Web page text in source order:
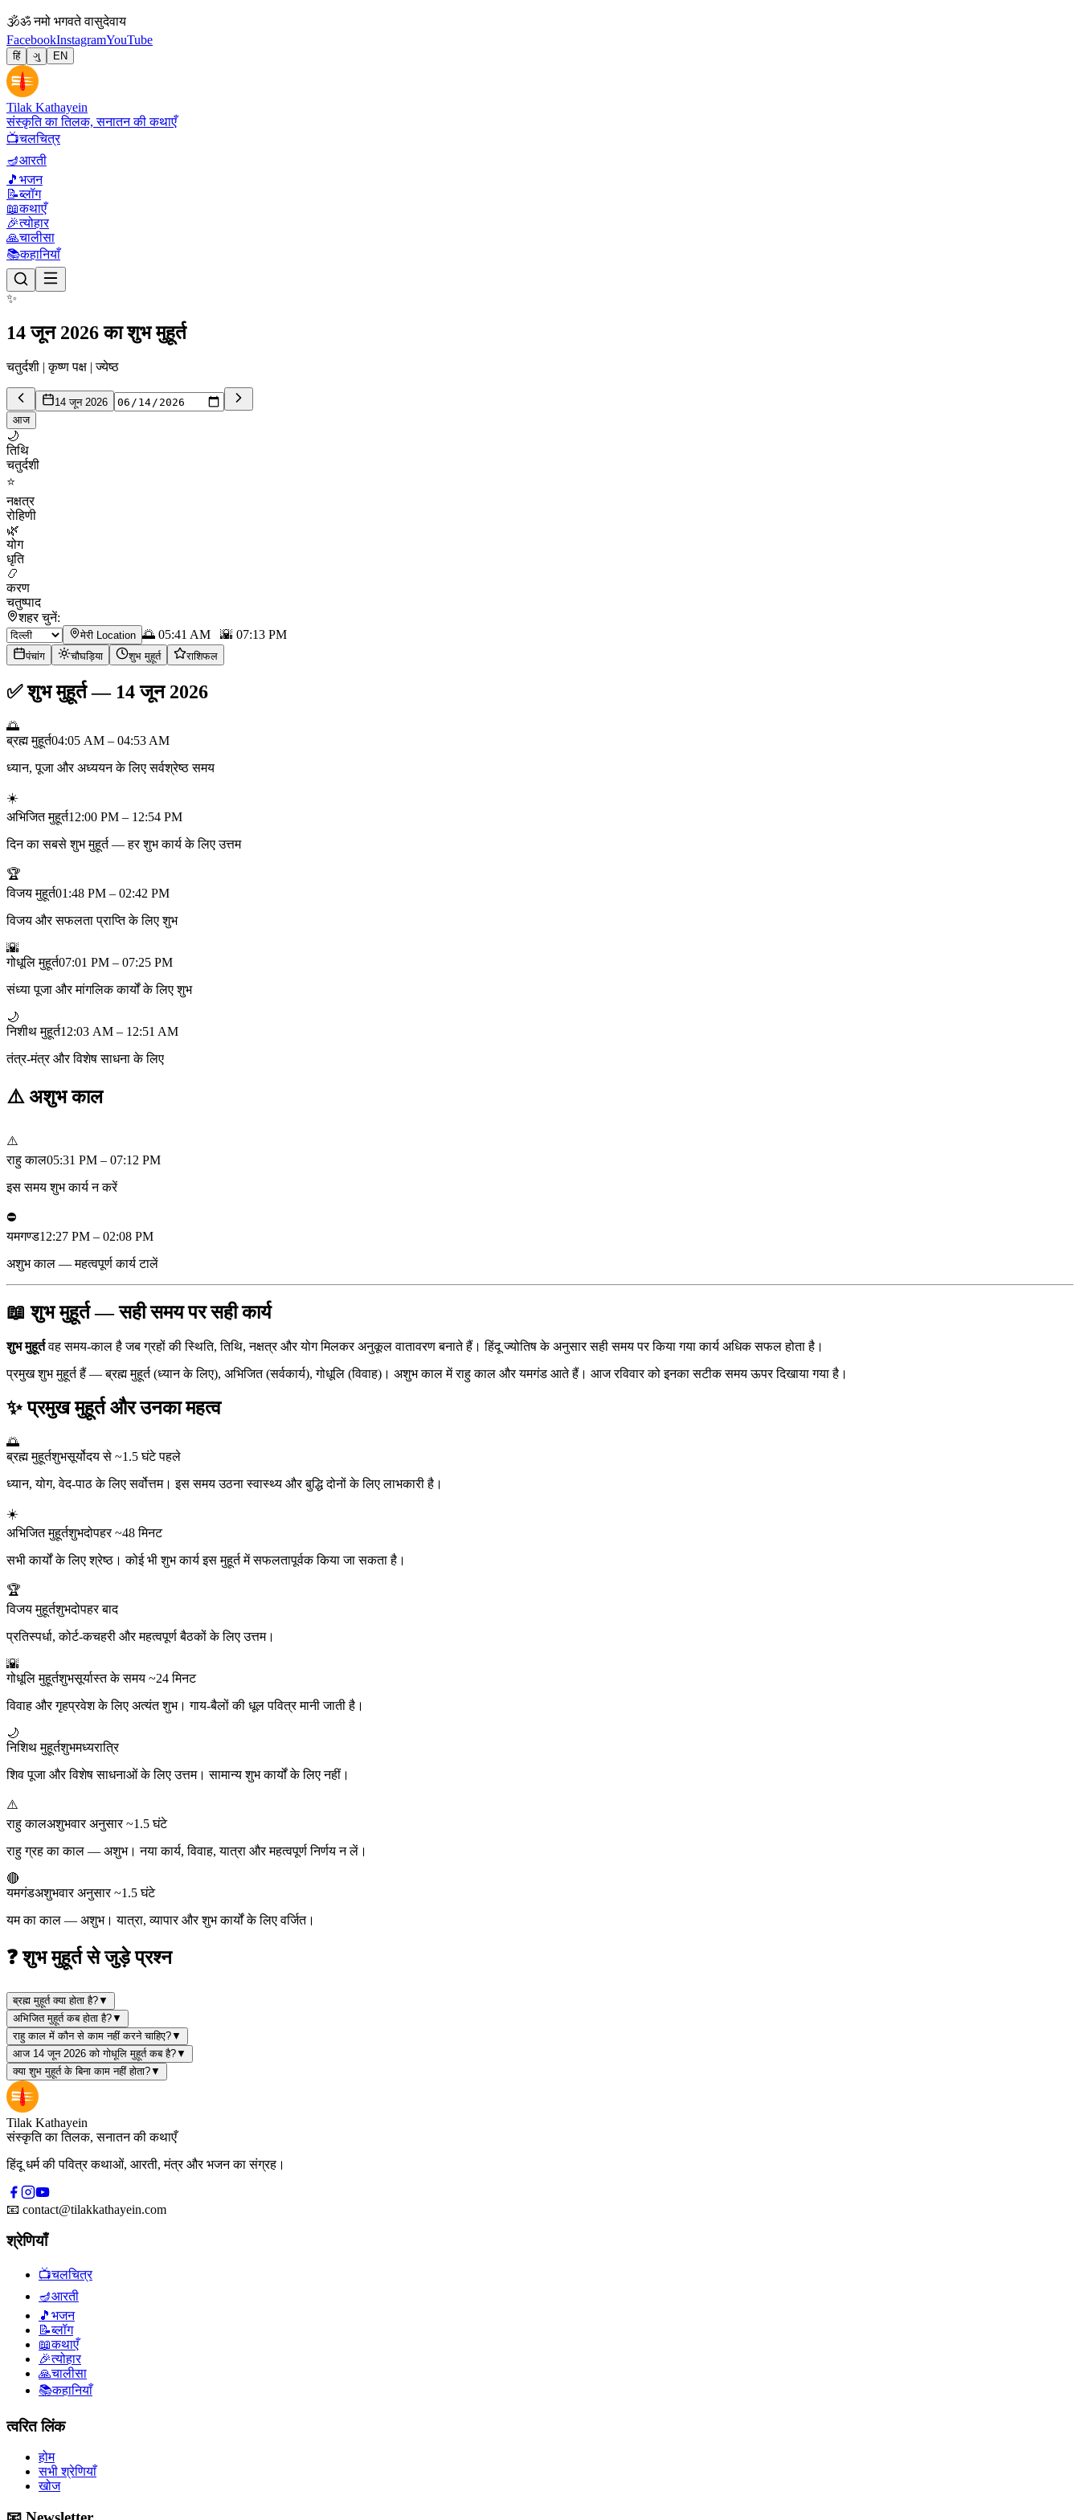
🕉ॐ नमो भगवते वासुदेवाय
FacebookInstagramYouTube
हिं ગુ EN
Tilak Kathayein
संस्कृति का तिलक, सनातन की कथाएँ
📺चलचित्र
🪔आरती
🎵 भजन
📝ब्लॉग
📖कथाएँ
🎉त्योहार
🙏चालीसा
📚कहानियाँ
✨
14 जून 2026 का शुभ मुहूर्त
चतुर्दशी | कृष्ण पक्ष | ज्येष्ठ
14 जून 2026
आज
🌙
तिथि
चतुर्दशी
⭐
नक्षत्र
रोहिणी
🌿
योग
धृति
📿
करण
चतुष्पाद
शहर चुनें:
मेरी Location 🌅 05:41 AM 🌇 07:13 PM
पंचांग चौघड़िया शुभ मुहूर्त राशिफल
✅शुभ मुहूर्त— 14 जून 2026
🌅
ब्रह्म मुहूर्त04:05 AM – 04:53 AM
ध्यान, पूजा और अध्ययन के लिए सर्वश्रेष्ठ समय
☀️
अभिजित मुहूर्त12:00 PM – 12:54 PM
दिन का सबसे शुभ मुहूर्त — हर शुभ कार्य के लिए उत्तम
🏆
विजय मुहूर्त01:48 PM – 02:42 PM
विजय और सफलता प्राप्ति के लिए शुभ
🌇
गोधूलि मुहूर्त07:01 PM – 07:25 PM
संध्या पूजा और मांगलिक कार्यों के लिए शुभ
🌙
निशीथ मुहूर्त12:03 AM – 12:51 AM
तंत्र-मंत्र और विशेष साधना के लिए
⚠️ अशुभ काल
⚠️
राहु काल05:31 PM – 07:12 PM
इस समय शुभ कार्य न करें
⛔
यमगण्ड12:27 PM – 02:08 PM
अशुभ काल — महत्वपूर्ण कार्य टालें
📖 शुभ मुहूर्त — सही समय पर सही कार्य
शुभ मुहूर्तवह समय-काल है जब ग्रहों की स्थिति, तिथि, नक्षत्र और योग मिलकर अनुकूल वातावरण बनाते हैं। हिंदू ज्योतिष के अनुसार सही समय पर किया गया कार्य अधिक सफल होता है।
प्रमुख शुभ मुहूर्त हैं — ब्रह्म मुहूर्त (ध्यान के लिए), अभिजित (सर्वकार्य), गोधूलि (विवाह)। अशुभ काल में राहु काल और यमगंड आते हैं। आज रविवार को इनका सटीक समय ऊपर दिखाया गया है।
✨ प्रमुख मुहूर्त और उनका महत्व
🌅
ब्रह्म मुहूर्तशुभसूर्योदय से ~1.5 घंटे पहले
ध्यान, योग, वेद-पाठ के लिए सर्वोत्तम। इस समय उठना स्वास्थ्य और बुद्धि दोनों के लिए लाभकारी है।
☀️
अभिजित मुहूर्तशुभदोपहर ~48 मिनट
सभी कार्यों के लिए श्रेष्ठ। कोई भी शुभ कार्य इस मुहूर्त में सफलतापूर्वक किया जा सकता है।
🏆
विजय मुहूर्तशुभदोपहर बाद
प्रतिस्पर्धा, कोर्ट-कचहरी और महत्वपूर्ण बैठकों के लिए उत्तम।
🌇
गोधूलि मुहूर्तशुभसूर्यास्त के समय ~24 मिनट
विवाह और गृहप्रवेश के लिए अत्यंत शुभ। गाय-बैलों की धूल पवित्र मानी जाती है।
🌙
निशिथ मुहूर्तशुभमध्यरात्रि
शिव पूजा और विशेष साधनाओं के लिए उत्तम। सामान्य शुभ कार्यों के लिए नहीं।
⚠️
राहु कालअशुभवार अनुसार ~1.5 घंटे
राहु ग्रह का काल — अशुभ। नया कार्य, विवाह, यात्रा और महत्वपूर्ण निर्णय न लें।
🔴
यमगंडअशुभवार अनुसार ~1.5 घंटे
यम का काल — अशुभ। यात्रा, व्यापार और शुभ कार्यों के लिए वर्जित।
❓ शुभ मुहूर्त से जुड़े प्रश्न
ब्रह्म मुहूर्त क्या होता है?▼
अभिजित मुहूर्त कब होता है?▼
राहु काल में कौन से काम नहीं करने चाहिए?▼
आज 14 जून 2026 को गोधूलि मुहूर्त कब है?▼
क्या शुभ मुहूर्त के बिना काम नहीं होता?▼
Tilak Kathayein
संस्कृति का तिलक, सनातन की कथाएँ
हिंदू धर्म की पवित्र कथाओं, आरती, मंत्र और भजन का संग्रह।
📧 contact@tilakkathayein.com
श्रेणियाँ
📺चलचित्र
🪔आरती
🎵 भजन
📝ब्लॉग
📖कथाएँ
🎉त्योहार
🙏चालीसा
📚कहानियाँ
त्वरित लिंक
होम
सभी श्रेणियाँ
खोज